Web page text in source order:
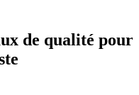
de qualité pour